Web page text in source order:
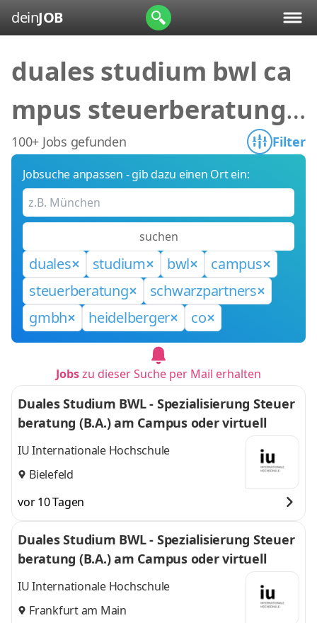
deinJOB
duales studium bwl ca
mpus steuerberatung s
chwarzpartners gmbh
heidelberger co
100+ Jobs gefunden Filter
Jobsuche anpassen - gib dazu einen Ort ein:
suchen
duales studium bwl
campus
steuerberatung
schwarzpartners
gmbh
heidelberger co
Jobszu dieser Suche per Mail erhalten
Duales Studium BWL - Spezialisierung Steuer
beratung (B.A.) am Campus oder virtuell
IU Internationale Hochschule
Bielefeld
vor 10 Tagen
Duales Studium BWL - Spezialisierung Steuer
beratung (B.A.) am Campus oder virtuell
IU Internationale Hochschule
Frankfurt am Main